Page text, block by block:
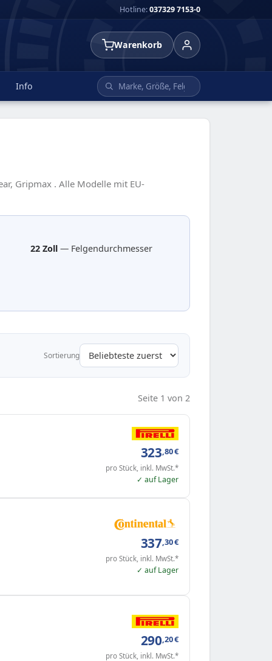
Hotline:037329 7153-0
Warenkorb
Info
Gripmax . Alle Modelle mit EU-
22 Zoll— Felgendurchmesser
Sortierung
Seite 1 von 2
323,80€
pro Stück, inkl. MwSt.*
✓ auf Lager
337,30€
pro Stück, inkl. MwSt.*
✓ auf Lager
290,20€
pro Stück, inkl. MwSt.*